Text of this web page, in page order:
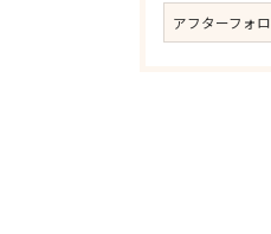
アフターフォ